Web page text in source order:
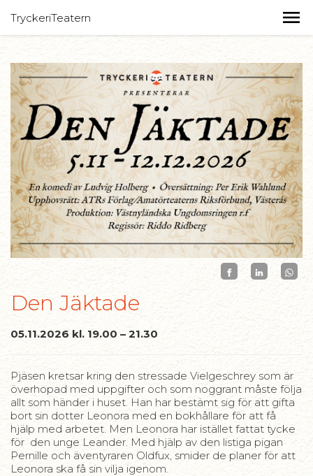
TryckeriTeatern
Den Jäktade
05.11.2026 kl. 19.00 – 21.30
Pjäsen kretsar kring den stressade Vielgeschrey som är
överhopad med uppgifter och som noggrant måste följa
allt som händer i huset. Han har bestämt sig för att gifta
bort sin dotter Leonora med en bokhållare för att få
hjälp med arbetet. Men Leonora har istället fattat tycke
för den unge Leander. Med hjälp av den listiga pigan
Pernille och äventyraren Oldfux, smider de planer för att
Leonora ska få sin vilja igenom.